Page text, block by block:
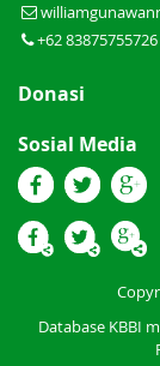
+62 83875755726
Donasi
Sosial Media
Database KBBI